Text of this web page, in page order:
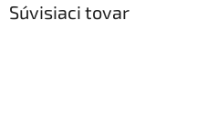
Súvisiaci tovar